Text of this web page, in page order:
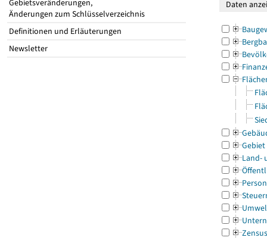
Gebietsveränderungen,
Änderungen zum Schlüsselverzeichnis
Definitionen und Erläuterungen
Newsletter
Gebiet
Land-
Zensus